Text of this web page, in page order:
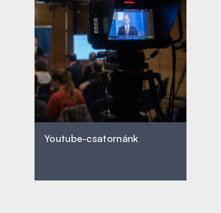
Youtube-csatornánk